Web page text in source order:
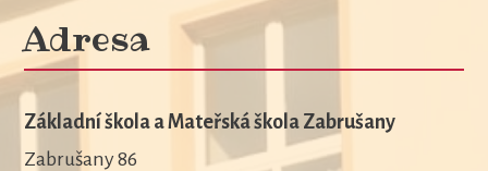
Adresa
Základní škola a Mateřská škola Zabrušany
Zabrušany 86